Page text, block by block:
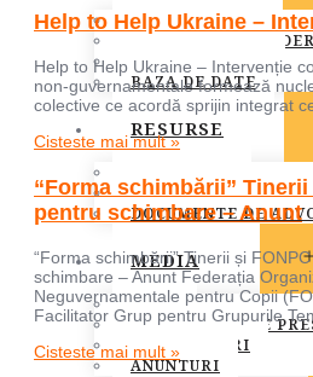
MEMBRI FONPC
PROCEDURA DE
CARTA COMUNA
BAZA DE DATE
RESURSE
PUBLICATII
DOCUMENTE DE
MEDIA
STIRI
COMUNICATE DE
INFO MEMBRI
ANUNTURI
Help to Help Ukraine –
Help to Help Ukraine – Intervenție
non-guvernamentale formează
colective ce acordă sprijin integrat
Cisteste mai mult »
“Forma schimbării”
pentru schimbare – Anunt
“Forma schimbării” Tinerii și
schimbare – Anunt Federația
Neguvernamentale pentru Copii
Facilitator Grup pentru Grupurile
Cisteste mai mult »